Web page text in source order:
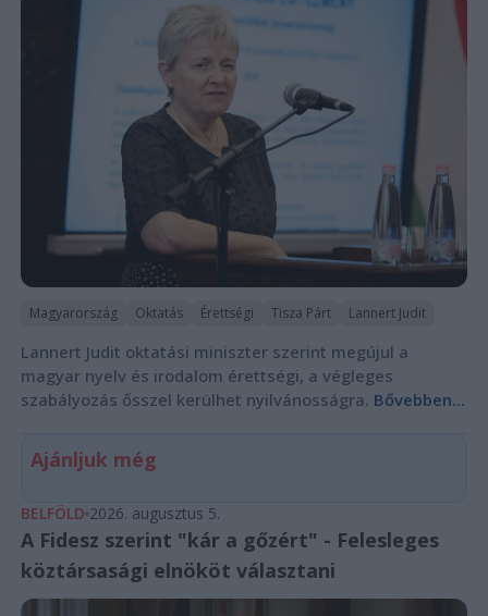
Magyarország Oktatás Érettségi Tisza Párt Lannert Judit
Lannert Judit oktatási miniszter szerint megújul a
magyar nyelv és irodalom érettségi, a végleges
szabályozás ősszel kerülhet nyilvánosságra. Bővebben...
Ajánljuk még
BELFÖLD 2026. augusztus 5.
A Fidesz szerint "kár a gőzért" - Felesleges
köztársasági elnököt választani